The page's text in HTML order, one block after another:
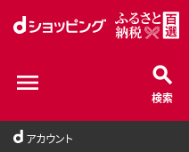
検索
アカウント